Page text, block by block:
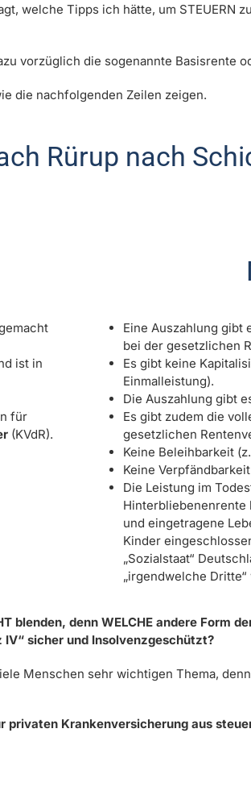
welche Tipps ich hätte, um STEUERN
vorzüglich die sogenannte Basisrente
die nachfolgenden Zeilen zeigen.
Rürup nach
ist in
für
(KVdR).
Eine Auszahlung gibt
bei der gesetzlichen
Es gibt keine
Einmalleistung).
Die Auszahlung gibt
Es gibt zudem die
gesetzlichen
Keine Beleihbarkeit
Keine
Die Leistung im
Hinterbliebenenrente
und eingetragene
Kinder
„Sozialstaat“
„irgendwelche
denn WELCHE andere Form
sicher und Insolvenzgeschützt?
Menschen sehr wichtigen Thema,
privaten Krankenversicherung aus